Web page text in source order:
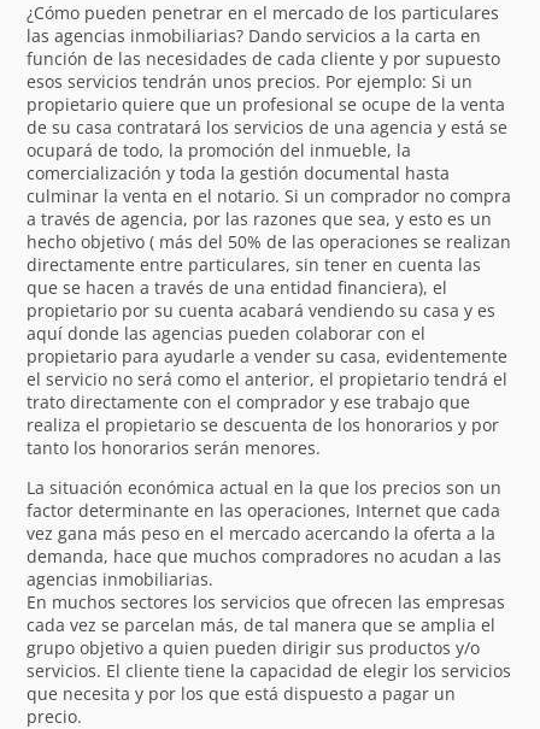
¿Cómo pueden penetrar en el mercado de los particulares
las agencias inmobiliarias? Dando servicios a la carta en
función de las necesidades de cada cliente y por supuesto
esos servicios tendrán unos precios. Por ejemplo: Si un
propietario quiere que un profesional se ocupe de la venta
de su casa contratará los servicios de una agencia y está se
ocupará de todo, la promoción del inmueble, la
comercialización y toda la gestión documental hasta
culminar la venta en el notario. Si un comprador no compra
a través de agencia, por las razones que sea, y esto es un
hecho objetivo ( más del 50% de las operaciones se realizan
directamente entre particulares, sin tener en cuenta las
que se hacen a través de una entidad financiera), el
propietario por su cuenta acabará vendiendo su casa y es
aquí donde las agencias pueden colaborar con el
propietario para ayudarle a vender su casa, evidentemente
el servicio no será como el anterior, el propietario tendrá el
trato directamente con el comprador y ese trabajo que
realiza el propietario se descuenta de los honorarios y por
tanto los honorarios serán menores.
La situación económica actual en la que los precios son un
factor determinante en las operaciones, Internet que cada
vez gana más peso en el mercado acercando la oferta a la
demanda, hace que muchos compradores no acudan a las
agencias inmobiliarias.
En muchos sectores los servicios que ofrecen las empresas
cada vez se parcelan más, de tal manera que se amplia el
grupo objetivo a quien pueden dirigir sus productos y/o
servicios. El cliente tiene la capacidad de elegir los servicios
que necesita y por los que está dispuesto a pagar un
precio.